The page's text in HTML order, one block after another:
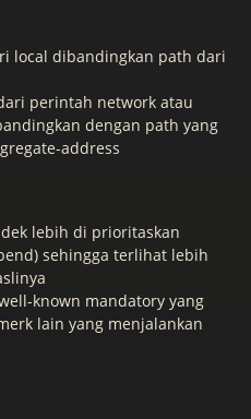
local dibandingkan path dari
perintah network atau
dengan path yang
address
lebih di prioritaskan
sehingga terlihat lebih
known mandatory yang
lain yang menjalankan